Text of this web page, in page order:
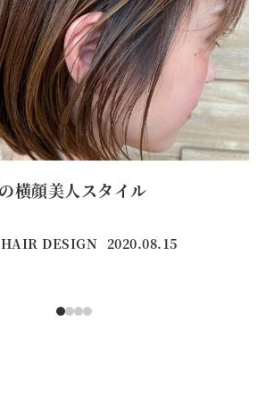
横顔美人スタイル
DESIGN 投稿日
2020.08.15